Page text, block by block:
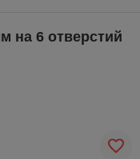
на 6 отверстий